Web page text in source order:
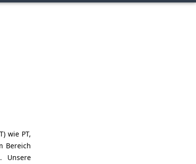
wie PT,
Bereich
Unsere